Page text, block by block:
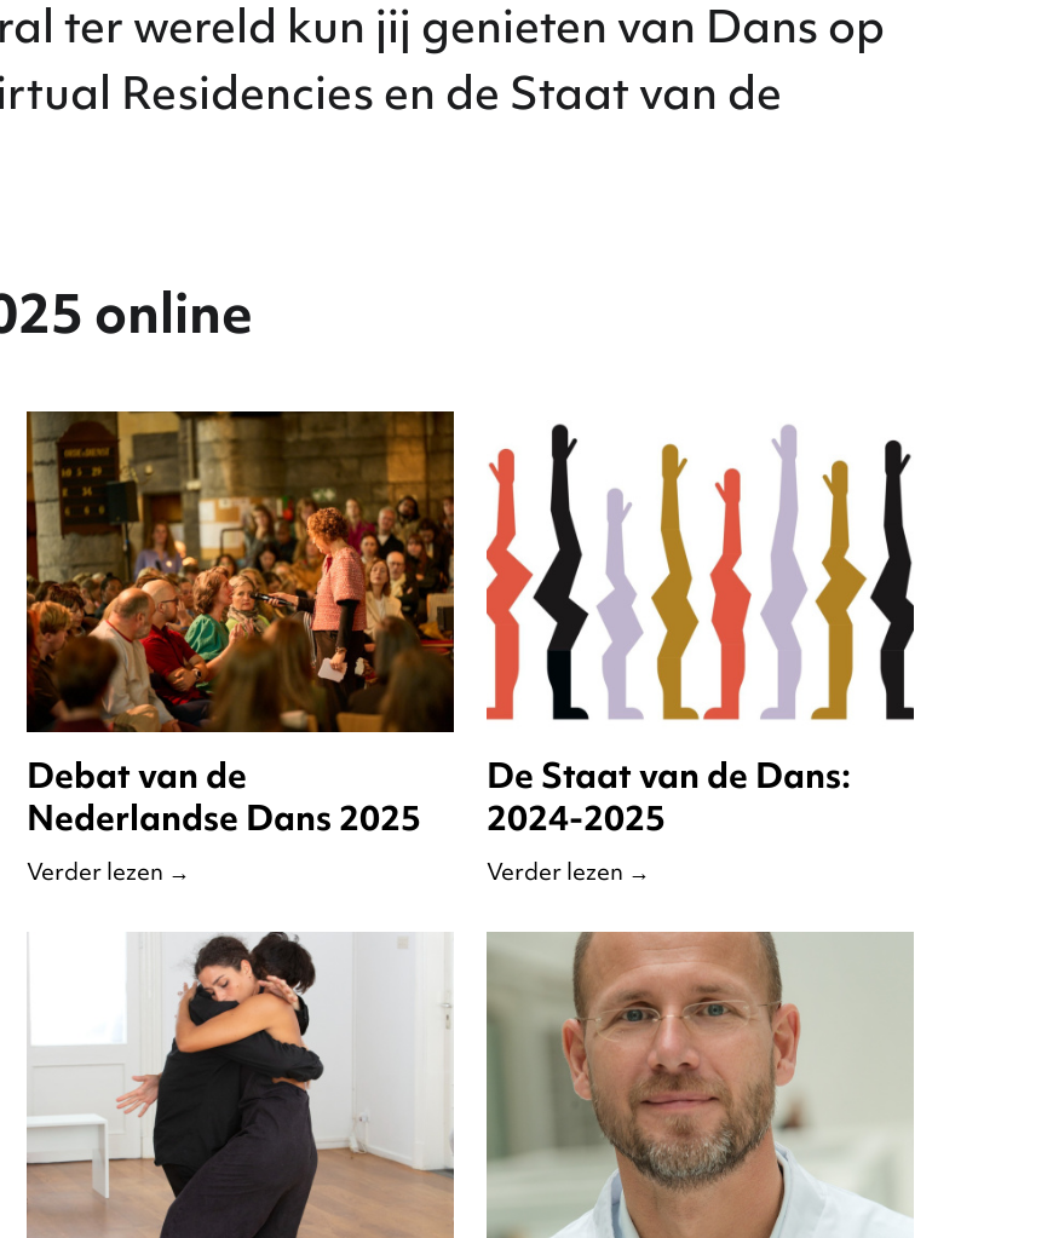
ter wereld kun jij genieten van Dans op
Residencies en de Staat van de
online
Debat van de
Nederlandse Dans 2025
Verder lezen →
De Staat van de Dans:
2024-2025
Verder lezen →